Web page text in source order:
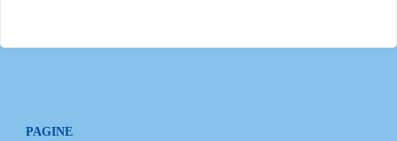
PAGINE